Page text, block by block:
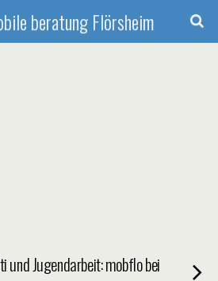
beratung Flörsheim
und Jugendarbeit: mobflo bei